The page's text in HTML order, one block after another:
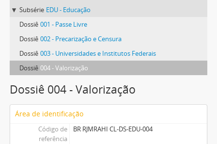
Subsérie EDU - Educação
Dossiê 001 - Passe Livre
Dossiê 002 - Precarização e Censura
Dossiê 003 - Universidades e Institutos Federais
Dossiê 004 - Valorização
Dossiê 004 - Valorização
Área de identificação
Código de
referência
BR RJMRAHI CL-DS-EDU-004